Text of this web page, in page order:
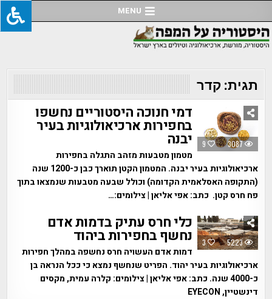
to
content
MENU
תגית:קדר
9 3087
דמי חנוכה היסטוריים נחשפו
בחפירות ארכיאולוגיות בעיר
יבנה
מטמון מטבעות מזהב התגלה בחפירות
ארכיאולוגיות בעיר יבנה. המטמון הקטן תוארך כבן כ-1200 שנה
(התקופה האסלאמית הקדומה) וכולל שבעה מטבעות שנמצאו בתוך
פח חרס קטן. כתב: אפי אליאן | צילומים:…
3 5223
כלי חרס עתיק בדמות אדם
נחשף בחפירות ביהוד
דמות אדם העשויה חרס נחשפה במהלך חפירות
ארכיאולוגיות בעיר יהוד. הפריט שנחשף נמצא כי ככל הנראה בן
כ-4000 שנה. כתב: אפי אליאן | צילומים: קלרה עמית, מקסים
דינשטיין, EYECON